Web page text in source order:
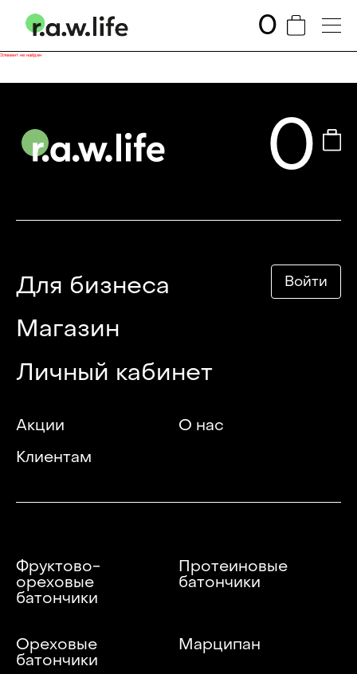
0
Элемент не найден
0
Личный кабинет
Магазин
Для бизнеса Войти
Акции
О нас
Клиентам
Фруктово-
ореховые
батончики
Протеиновые
батончики
Ореховые
батончики
Марципан